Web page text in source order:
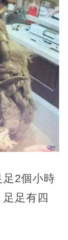
足2個小時
足有四